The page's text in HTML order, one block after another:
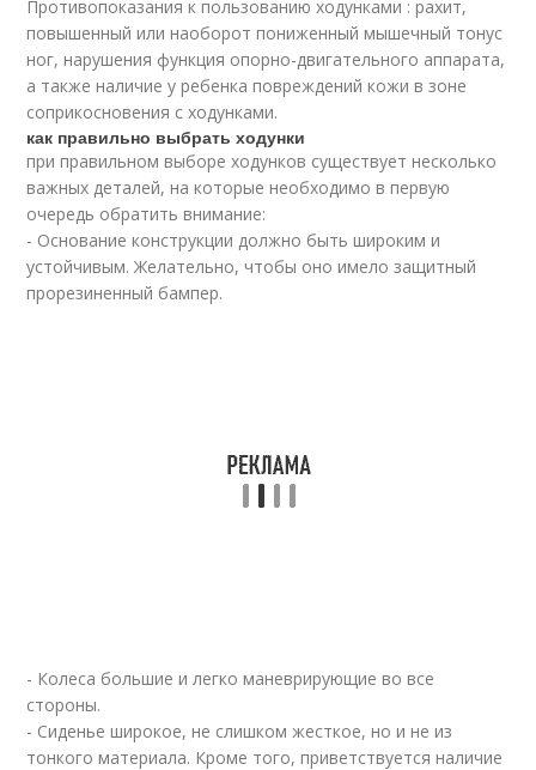
Противопоказания к пользованию ходунками : рахит,
повышенный или наоборот пониженный мышечный тонус
ног, нарушения функция опорно-двигательного аппарата,
а также наличие у ребенка повреждений кожи в зоне
соприкосновения с ходунками.
как правильно выбрать ходунки
при правильном выборе ходунков существует несколько
важных деталей, на которые необходимо в первую
очередь обратить внимание:
- Основание конструкции должно быть широким и
устойчивым. Желательно, чтобы оно имело защитный
прорезиненный бампер.
- Колеса большие и легко маневрирующие во все
стороны.
- Сиденье широкое, не слишком жесткое, но и не из
тонкого материала. Кроме того, приветствуется наличие